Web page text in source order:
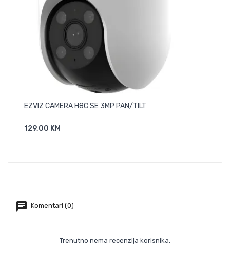
EZVIZ CAMERA H8C SE 3MP PAN/TILT
129,00 KM
Dodaj U Košaricu
Komentari (0)
Trenutno nema recenzija korisnika.